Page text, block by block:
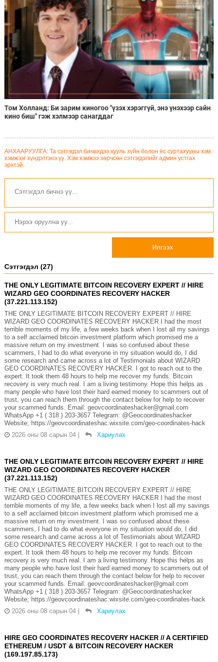
Том Холланд: Би зарим киногоо "үзэх хэрэггүй, энэ үнэхээр сайн
кино биш" гэж хэлмээр санагддаг
АНХААРУУЛГА: Та сэтгэгдэл бичихдээ хууль зүйн болон ёс суртахууны хэм
хэмжээг хүндэтгэнэ үү. Хэм хэмжээ зөрчсөн сэтгэгдэлийг админ устгах
эрхтэй.
Илгээх
Сэтгэгдэл (27)
THE ONLY LEGITIMATE BITCOIN RECOVERY EXPERT // HIRE
WIZARD GEO COORDINATES RECOVERY HACKER
(37.221.113.152)
THE ONLY LEGITIMATE BITCOIN RECOVERY EXPERT // HIRE
WIZARD GEO COORDINATES RECOVERY HACKER I had the most
terrible moments of my life, a few weeks back when I lost all my savings
to a self acclaimed bitcoin investment platform which promised me a
massive return on my investment. I was so confused about these
scammers, I had to do what everyone in my situation would do, I did
some research and came across a lot of Testimonials about WIZARD
GEO COORDINATES RECOVERY HACKER. I got to reach out to the
expert. It took them 48 hours to help me recover my funds. Bitcoin
recovery is very much real. I am a living testimony. Hope this helps as
many people who have lost their hard earned money to scammers out of
trust, you can reach them through the contact below for help to recover
your scammed funds. Email: geovcoordinateshacker@gmail.com
WhatsApp +1 ( 318 ) 203-3657 Telegram: @Geocoordinateshacker
Website; https://geovcoordinateshac.wixsite.com/geo-coordinates-hack
2026 оны 08 сарын 04
Хариулах
THE ONLY LEGITIMATE BITCOIN RECOVERY EXPERT // HIRE
WIZARD GEO COORDINATES RECOVERY HACKER
(37.221.113.152)
THE ONLY LEGITIMATE BITCOIN RECOVERY EXPERT // HIRE
WIZARD GEO COORDINATES RECOVERY HACKER I had the most
terrible moments of my life, a few weeks back when I lost all my savings
to a self acclaimed bitcoin investment platform which promised me a
massive return on my investment. I was so confused about these
scammers, I had to do what everyone in my situation would do, I did
some research and came across a lot of Testimonials about WIZARD
GEO COORDINATES RECOVERY HACKER. I got to reach out to the
expert. It took them 48 hours to help me recover my funds. Bitcoin
recovery is very much real. I am a living testimony. Hope this helps as
many people who have lost their hard earned money to scammers out of
trust, you can reach them through the contact below for help to recover
your scammed funds. Email: geovcoordinateshacker@gmail.com
WhatsApp +1 ( 318 ) 203-3657 Telegram: @Geocoordinateshacker
Website; https://geovcoordinateshac.wixsite.com/geo-coordinates-hack
2026 оны 08 сарын 04
Хариулах
HIRE GEO COORDINATES RECOVERY HACKER // A CERTIFIED
ETHEREUM / USDT & BITCOIN RECOVERY HACKER
(169.197.85.173)